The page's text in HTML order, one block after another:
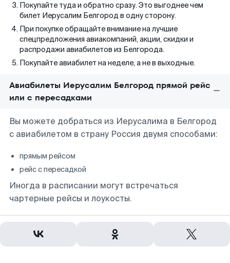
Покупайте туда и обратно сразу. Это выгоднее чем
билет Иерусалим Белгород в одну сторону.
При покупке обращайте внимание на лучшие
спецпредложения авиакомпаний, акции, скидки и
распродажи авиабилетов из Белгорода.
Покупайте авиабилет на неделе, а не в выходные.
Авиабилеты Иерусалим Белгород прямой рейс
или с пересадками
Вы можете добраться из Иерусалима в Белгород
с авиабилетом в страну Россия двумя способами:
прямым рейсом
рейс с пересадкой
Иногда в расписании могут встречаться
чартерные рейсы и лоукосты.